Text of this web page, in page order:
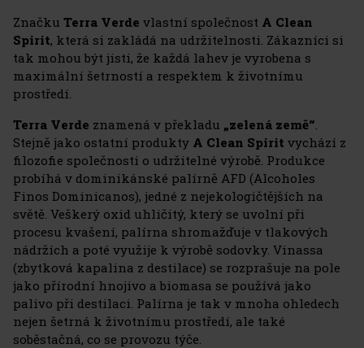
Značku Terra Verde vlastní společnost A Clean
Spirit, která si zakládá na udržitelnosti. Zákazníci si
tak mohou být jisti, že každá lahev je vyrobena s
maximální šetrností a respektem k životnímu
prostředí.
Terra Verde znamená v překladu „zelená země“
Stejně jako ostatní produkty A Clean Spirit vychází z
filozofie společnosti o udržitelné výrobě. Produkce
probíhá v dominikánské palírně AFD (Alcoholes
Finos Dominicanos), jedné z nejekologičtějších na
světě. Veškerý oxid uhličitý, který se uvolní při
procesu kvašení, palírna shromažďuje v tlakových
nádržích a poté využije k výrobě sodovky. Vinassa
(zbytková kapalina z destilace) se rozprašuje na pole
jako přírodní hnojivo a biomasa se používá jako
palivo při destilaci. Palírna je tak v mnoha ohledech
nejen šetrná k životnímu prostředí, ale také
soběstačná, co se provozu týče.